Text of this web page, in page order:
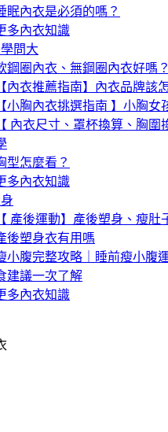
眠內衣是必須的嗎？
多內衣知識
問大
鋼圈內衣、無鋼圈內衣好嗎？
【內衣推薦指南】內衣品牌該
【小胸內衣挑選指南 】小胸女
【 內衣尺寸、罩杯換算、胸圍
型怎麼看？
多內衣知識
【 產後運動】產後塑身、瘦肚
後塑身衣有用嗎
小腹完整攻略｜睡前瘦小腹
建議一次了解
多內衣知識